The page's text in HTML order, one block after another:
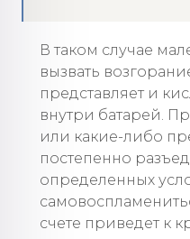
В таком случае
вызвать
представляет и
внутри батарей.
или какие-либо
постепенно
определенных
счете приведет к